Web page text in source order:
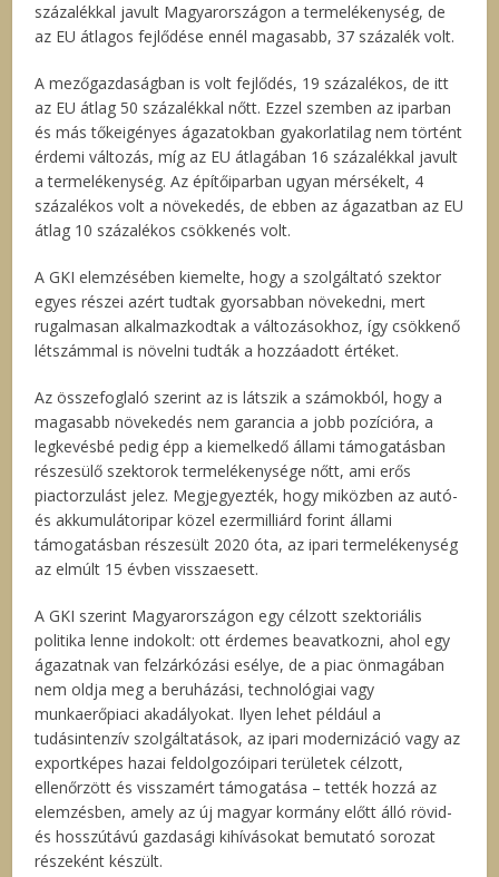
százalékkal javult Magyarországon a termelékenység, de
az EU átlagos fejlődése ennél magasabb, 37 százalék volt.
A mezőgazdaságban is volt fejlődés, 19 százalékos, de itt
az EU átlag 50 százalékkal nőtt. Ezzel szemben az iparban
és más tőkeigényes ágazatokban gyakorlatilag nem történt
érdemi változás, míg az EU átlagában 16 százalékkal javult
a termelékenység. Az építőiparban ugyan mérsékelt, 4
százalékos volt a növekedés, de ebben az ágazatban az EU
átlag 10 százalékos csökkenés volt.
A GKI elemzésében kiemelte, hogy a szolgáltató szektor
egyes részei azért tudtak gyorsabban növekedni, mert
rugalmasan alkalmazkodtak a változásokhoz, így csökkenő
létszámmal is növelni tudták a hozzáadott értéket.
Az összefoglaló szerint az is látszik a számokból, hogy a
magasabb növekedés nem garancia a jobb pozícióra, a
legkevésbé pedig épp a kiemelkedő állami támogatásban
részesülő szektorok termelékenysége nőtt, ami erős
piactorzulást jelez. Megjegyezték, hogy miközben az autó-
és akkumulátoripar közel ezermilliárd forint állami
támogatásban részesült 2020 óta, az ipari termelékenység
az elmúlt 15 évben visszaesett.
A GKI szerint Magyarországon egy célzott szektoriális
politika lenne indokolt: ott érdemes beavatkozni, ahol egy
ágazatnak van felzárkózási esélye, de a piac önmagában
nem oldja meg a beruházási, technológiai vagy
munkaerőpiaci akadályokat. Ilyen lehet például a
tudásintenzív szolgáltatások, az ipari modernizáció vagy az
exportképes hazai feldolgozóipari területek célzott,
ellenőrzött és visszamért támogatása – tették hozzá az
elemzésben, amely az új magyar kormány előtt álló rövid-
és hosszútávú gazdasági kihívásokat bemutató sorozat
részeként készült.